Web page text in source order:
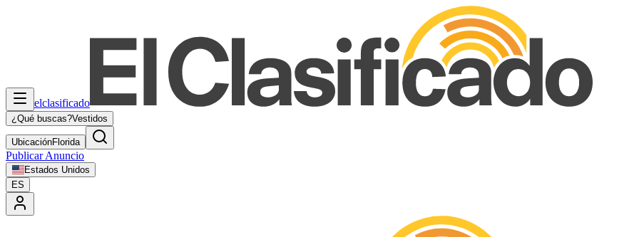
elclasificado
¿Qué buscas?Vestidos
UbicaciónFlorida
Publicar Anuncio
Estados Unidos
ES